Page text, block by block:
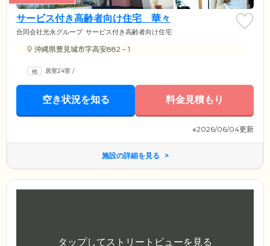
サービス付き高齢者向け住宅 華々
合同会社光永グループ サービス付き高齢者向け住宅
沖縄県豊見城市字高安882－1
居室24室 /
空き状況を知る 料金見積もり
※2026/06/04更新
施設の詳細を見る